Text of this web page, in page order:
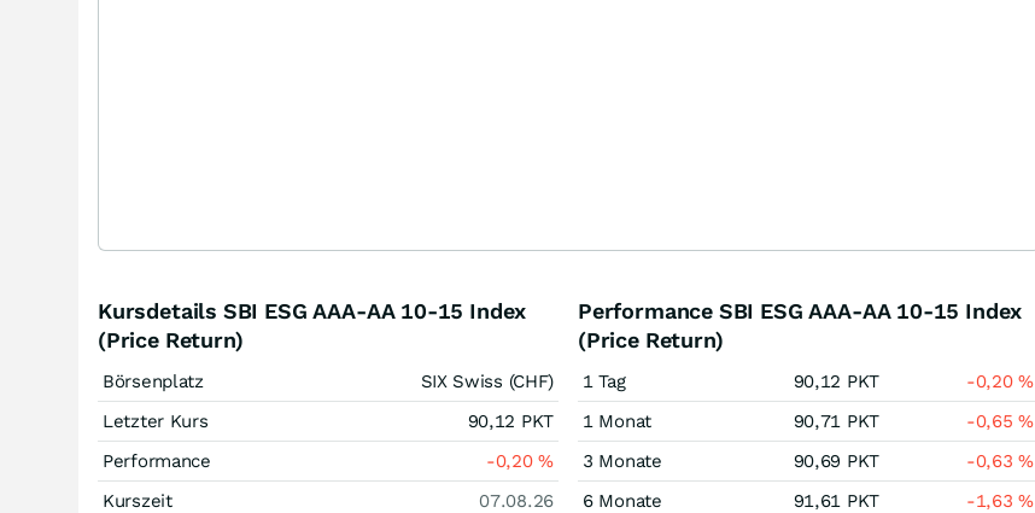
Kursdetails SBI ESG AAA-AA 10-15 Index
(Price Return)
Börsenplatz
SIX Swiss (CHF)
Letzter Kurs
90,12 PKT
Performance
-0,20%
Kurszeit
07.08.26
Performance SBI ESG AAA-AA 10-15 Index
(Price Return)
1 Tag 90,12 PKT -0,20%
1 Monat
90,71 PKT -0,65%
3 Monate
90,69 PKT -0,63%
6 Monate
91,61 PKT -1,63%